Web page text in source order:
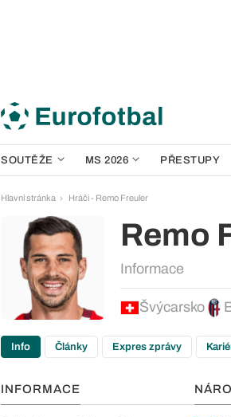
SOUTĚŽE MS 2026 PŘESTUPY
Hlavní stránka Hráči - Remo Freuler
Remo
Informace
Švýcarsko
Info Články Expres zprávy
INFORMACE